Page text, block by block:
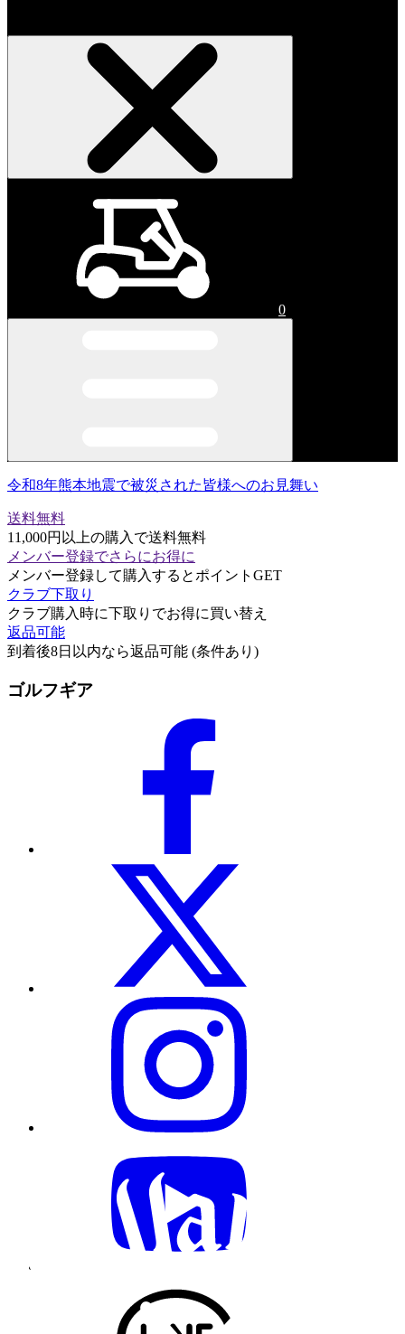
0
令和8年熊本地震で被災された皆様へのお見舞い
送料無料
11,000円以上の購入で送料無料
メンバー登録でさらにお得に
メンバー登録して購入するとポイントGET
クラブ下取り
クラブ購入時に下取りでお得に買い替え
返品可能
到着後8日以内なら返品可能 (条件あり)
ゴルフギア